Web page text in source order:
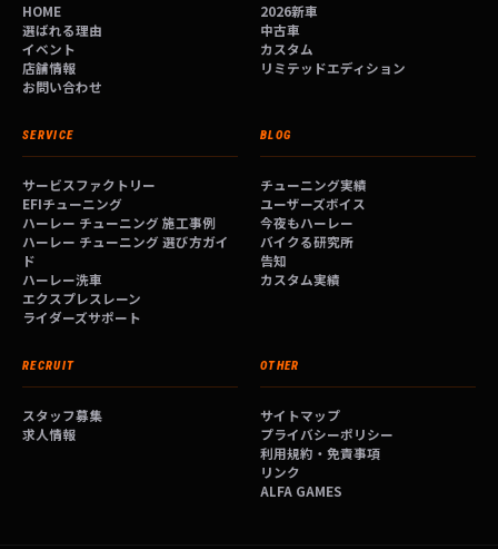
HOME
選ばれる理由
イベント
店舗情報
お問い合わせ
2026新車
中古車
カスタム
リミテッドエディション
SERVICE
サービスファクトリー
EFIチューニング
ハーレー チューニング 施工事例
ハーレー チューニング 選び方ガイ
ド
ハーレー洗車
エクスプレスレーン
ライダーズサポート
BLOG
チューニング実績
ユーザーズボイス
今夜もハーレー
バイクる研究所
告知
カスタム実績
RECRUIT
スタッフ募集
求人情報
OTHER
サイトマップ
プライバシーポリシー
利用規約・免責事項
リンク
ALFA GAMES